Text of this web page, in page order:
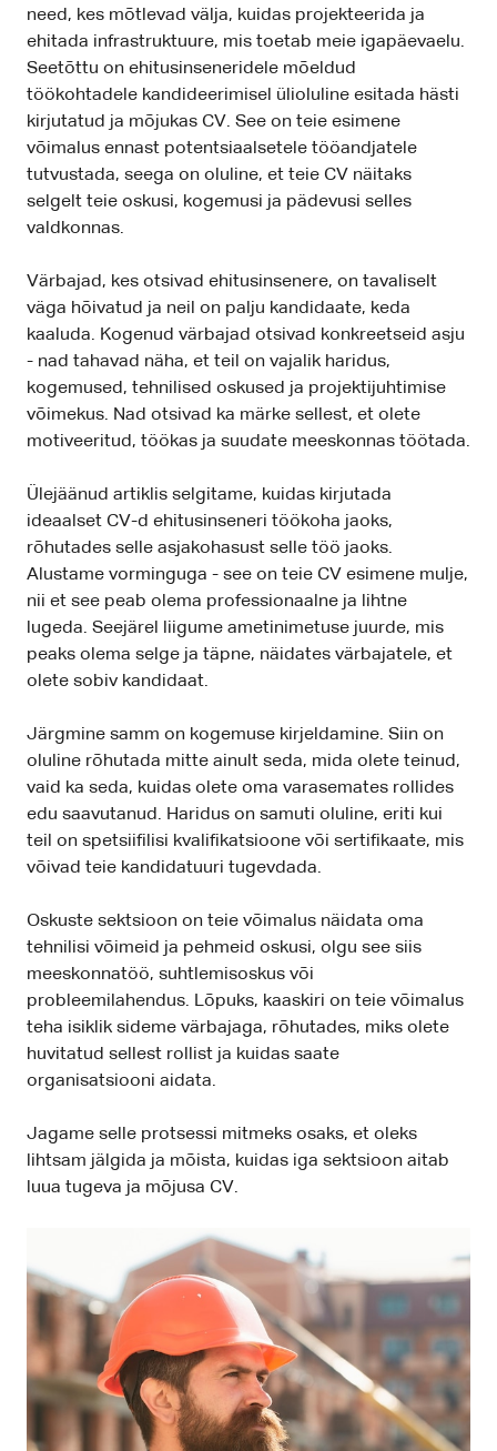
need, kes mõtlevad välja, kuidas projekteerida ja
ehitada infrastruktuure, mis toetab meie igapäevaelu.
Seetõttu on ehitusinseneridele mõeldud
töökohtadele kandideerimisel ülioluline esitada hästi
kirjutatud ja mõjukas CV. See on teie esimene
võimalus ennast potentsiaalsetele tööandjatele
tutvustada, seega on oluline, et teie CV näitaks
selgelt teie oskusi, kogemusi ja pädevusi selles
valdkonnas.
Värbajad, kes otsivad ehitusinsenere, on tavaliselt
väga hõivatud ja neil on palju kandidaate, keda
kaaluda. Kogenud värbajad otsivad konkreetseid asju
- nad tahavad näha, et teil on vajalik haridus,
kogemused, tehnilised oskused ja projektijuhtimise
võimekus. Nad otsivad ka märke sellest, et olete
motiveeritud, töökas ja suudate meeskonnas töötada.
Ülejäänud artiklis selgitame, kuidas kirjutada
ideaalset CV-d ehitusinseneri töökoha jaoks,
rõhutades selle asjakohasust selle töö jaoks.
Alustame vorminguga - see on teie CV esimene mulje,
nii et see peab olema professionaalne ja lihtne
lugeda. Seejärel liigume ametinimetuse juurde, mis
peaks olema selge ja täpne, näidates värbajatele, et
olete sobiv kandidaat.
Järgmine samm on kogemuse kirjeldamine. Siin on
oluline rõhutada mitte ainult seda, mida olete teinud,
vaid ka seda, kuidas olete oma varasemates rollides
edu saavutanud. Haridus on samuti oluline, eriti kui
teil on spetsiifilisi kvalifikatsioone või sertifikaate, mis
võivad teie kandidatuuri tugevdada.
Oskuste sektsioon on teie võimalus näidata oma
tehnilisi võimeid ja pehmeid oskusi, olgu see siis
meeskonnatöö, suhtlemisoskus või
probleemilahendus. Lõpuks, kaaskiri on teie võimalus
teha isiklik sideme värbajaga, rõhutades, miks olete
huvitatud sellest rollist ja kuidas saate
organisatsiooni aidata.
Jagame selle protsessi mitmeks osaks, et oleks
lihtsam jälgida ja mõista, kuidas iga sektsioon aitab
luua tugeva ja mõjusa CV.